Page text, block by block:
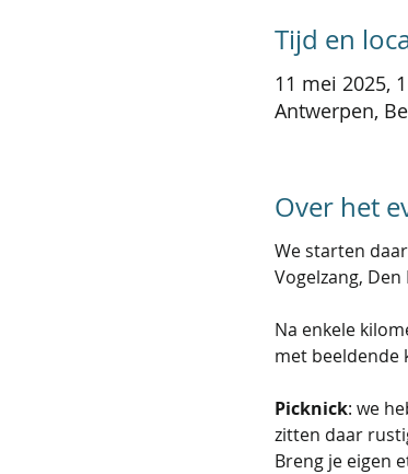
Tijd en
11 mei 2025,
Antwerpen,
Over het
We starten
Vogelzang,
Na enkele
met beeldende
Picknick: we
zitten daar
Breng je eigen